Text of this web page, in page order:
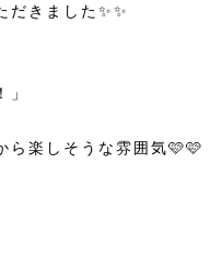
だきました✨✨
」
ら楽しそうな雰囲気🩷🩷